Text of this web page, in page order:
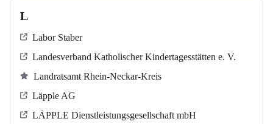
L
Labor Staber
Landesverband Katholischer Kindertagesstätten e. V.
Landratsamt Rhein-Neckar-Kreis
Läpple AG
LÄPPLE Dienstleistungsgesellschaft mbH